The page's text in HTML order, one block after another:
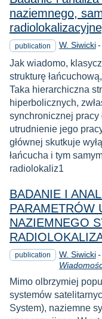
naziemnego,
publication W. Siwicki -
Jak wiadomo,
strukturę
Taka hierarchiczna
hiperbolicznych,
synchronicznej pracy
utrudnienie jego
głównej skutkuje
łańcucha i tym
radiolokaliz1
BADANIE I
PARAMETRÓW
NAZIEMNEGO
publication W. Siwicki -
Mimo olbrzymiej
systemów
System), naziemne